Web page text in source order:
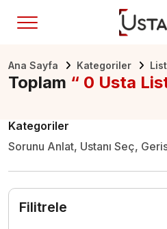
Ana Sayfa Kategoriler
Toplam “ 0 Usta
Kategoriler
Sorunu Anlat, Ustanı Seç,
Filitrele